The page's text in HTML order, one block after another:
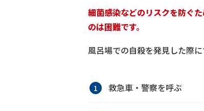
細菌感染などのリスクを防ぐ
のは困難です。
風呂場での自殺を発見した際
救急車・警察を呼ぶ